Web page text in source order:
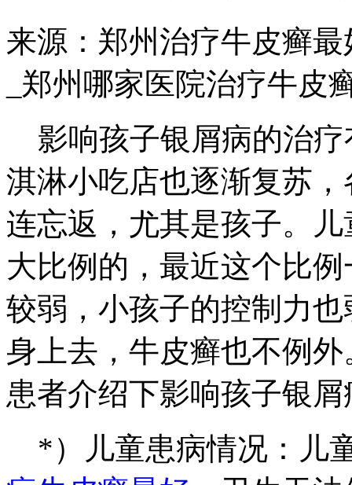
来源：郑州治疗牛皮癣
_郑州哪家医院治疗牛皮
影响孩子银屑病的治疗
淇淋小吃店也逐渐复苏
连忘返，尤其是孩子。儿
大比例的，最近这个比
较弱，小孩子的控制力
身上去，牛皮癣也不例
患者介绍下影响孩子银
*）儿童患病情况：儿